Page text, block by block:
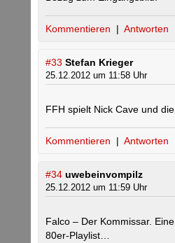
Kommentieren | Antworten
#33 Stefan Krieger
25.12.2012 um 11:58 Uhr
FFH spielt Nick Cave und
Kommentieren | Antworten
#34 uwebeinvompilz
25.12.2012 um 11:59 Uhr
Falco – Der Kommissar.
80er-Playlist…